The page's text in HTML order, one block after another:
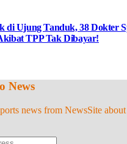
di Ujung Tanduk, 38 Dokter
TPP Tak Dibayar!
News
news from NewsSite